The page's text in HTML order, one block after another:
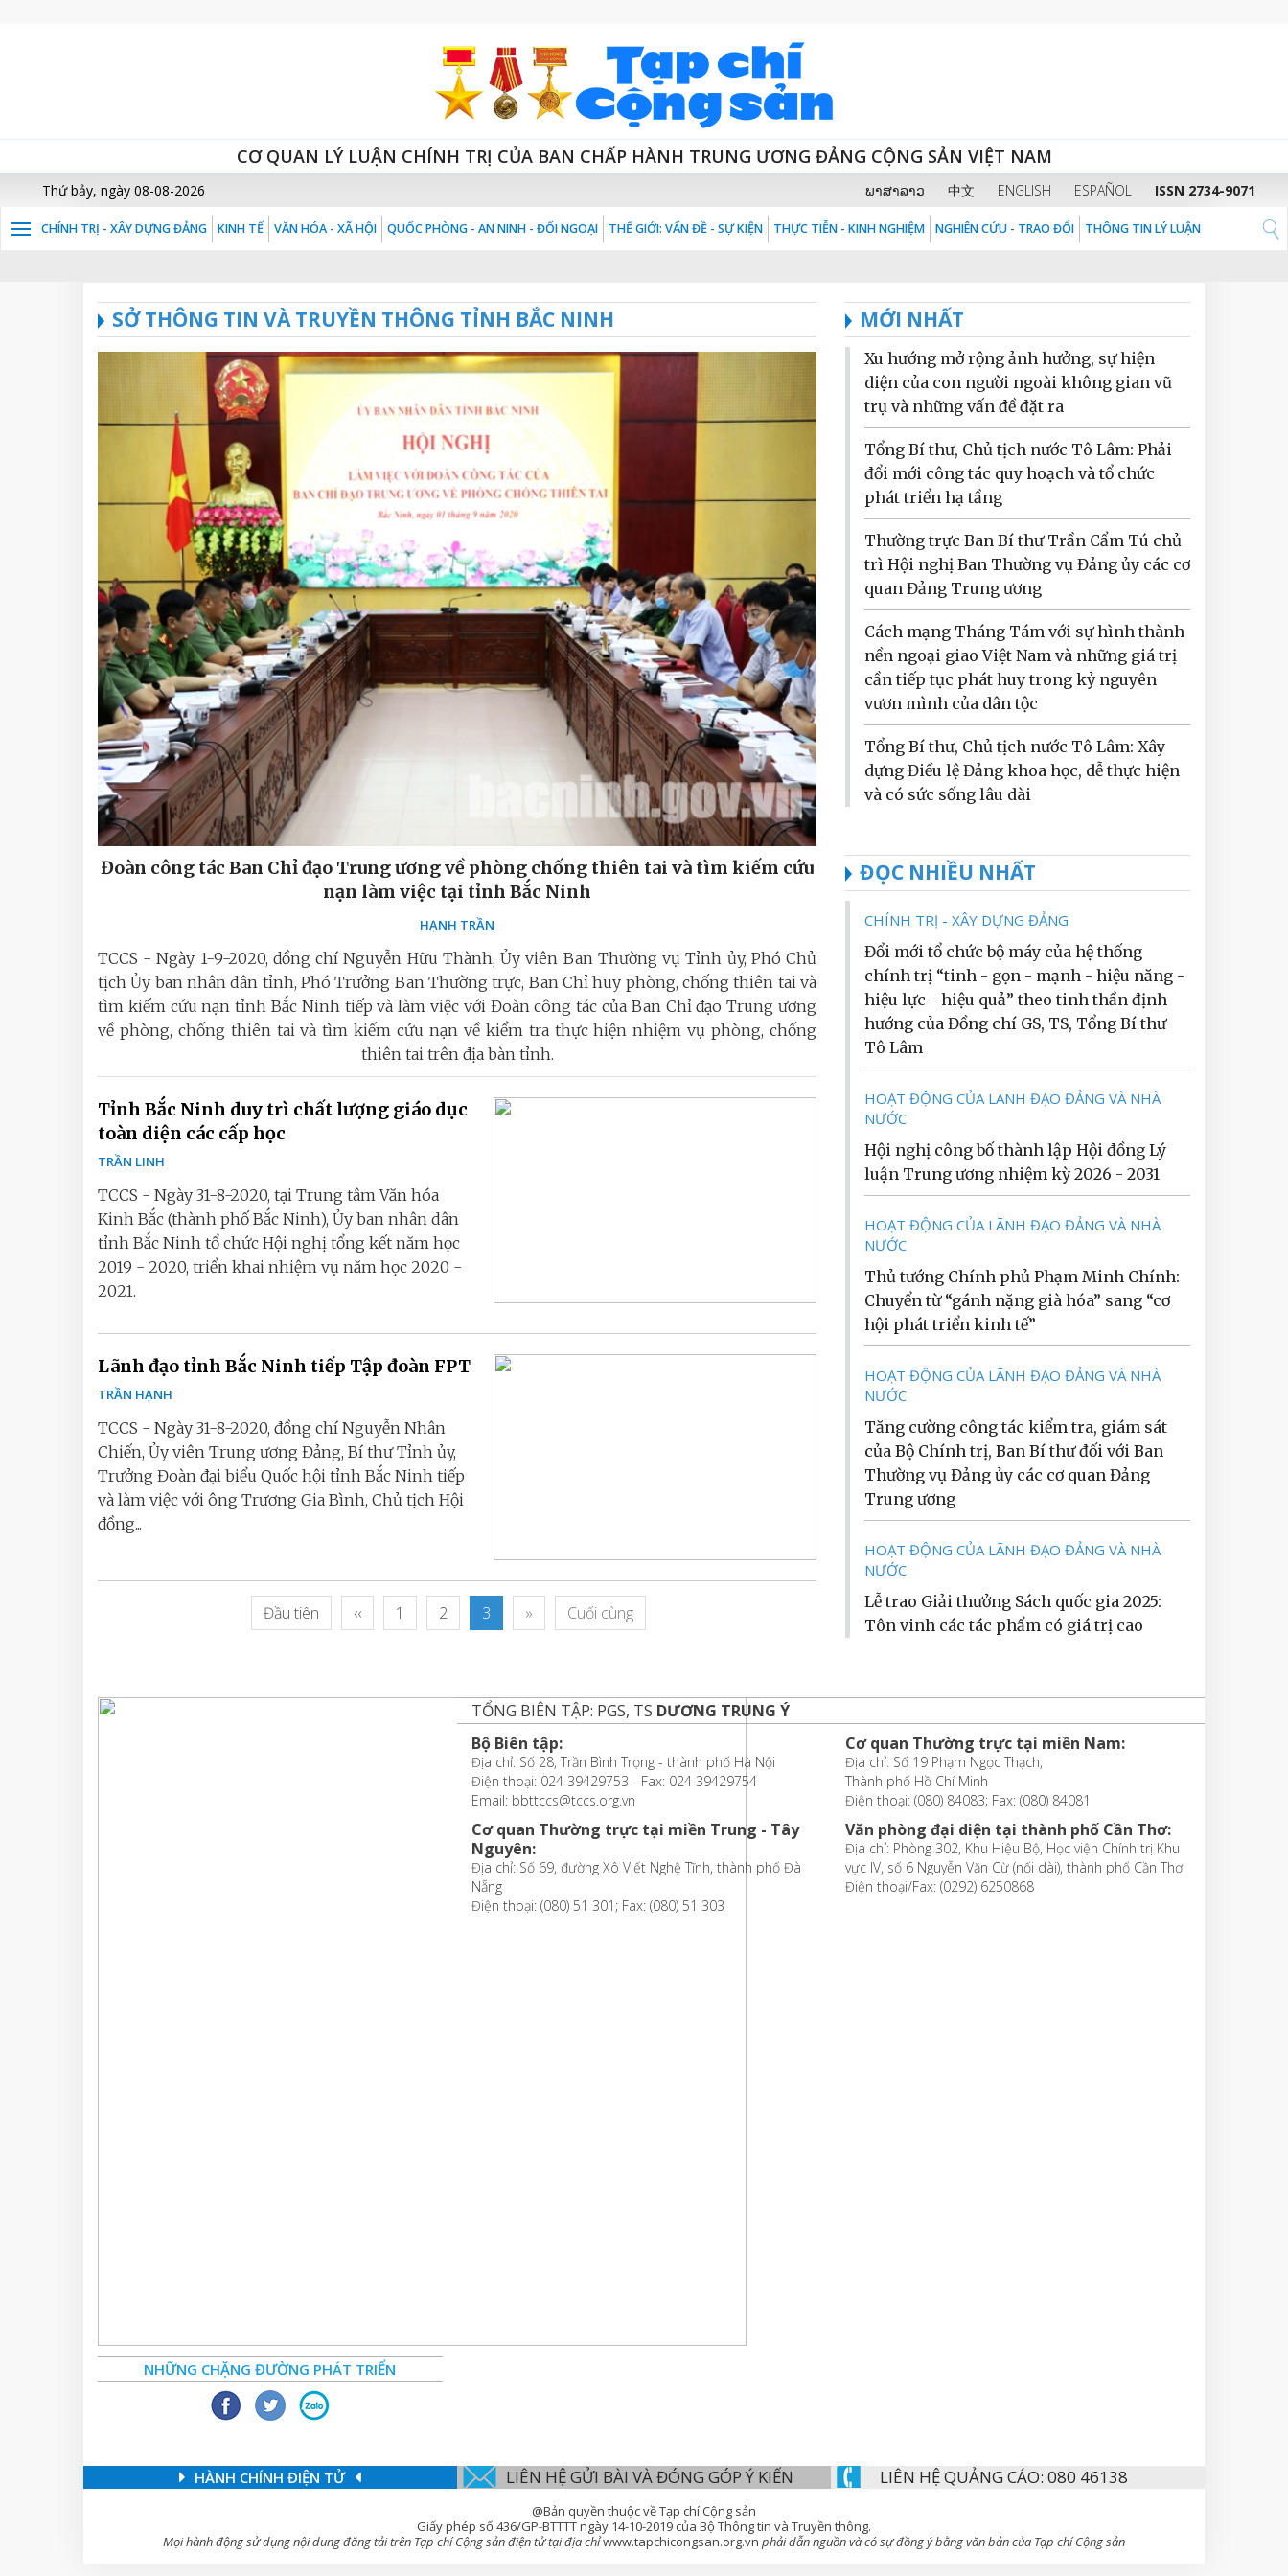
CƠ QUAN LÝ LUẬN CHÍNH TRỊ CỦA BAN CHẤP HÀNH TRUNG ƯƠNG ĐẢNG CỘNG SẢN VIỆT NAM
Thứ bảy, ngày 08-08-2026 ພາສາລາວ 中文 ENGLISH ESPAÑOL ISSN 2734-9071
CHÍNH TRỊ - XÂY DỰNG ĐẢNG KINH TẾ VĂN HÓA - XÃ HỘI QUỐC PHÒNG - AN NINH - ĐỐI NGOẠI THẾ GIỚI: VẤN ĐỀ - SỰ KIỆN THỰC TIỄN - KINH NGHIỆM NGHIÊN CỨU - TRAO ĐỔI THÔNG TIN LÝ LUẬN
SỞ THÔNG TIN VÀ TRUYỀN THÔNG TỈNH BẮC NINH
Đoàn công tác Ban Chỉ đạo Trung ương về phòng chống thiên tai và tìm kiếm cứu
nạn làm việc tại tỉnh Bắc Ninh
HẠNH TRẦN
TCCS - Ngày 1-9-2020, đồng chí Nguyễn Hữu Thành, Ủy viên Ban Thường vụ Tỉnh ủy, Phó Chủ
tịch Ủy ban nhân dân tỉnh, Phó Trưởng Ban Thường trực, Ban Chỉ huy phòng, chống thiên tai và
tìm kiếm cứu nạn tỉnh Bắc Ninh tiếp và làm việc với Đoàn công tác của Ban Chỉ đạo Trung ương
về phòng, chống thiên tai và tìm kiếm cứu nạn về kiểm tra thực hiện nhiệm vụ phòng, chống
thiên tai trên địa bàn tỉnh.
Tỉnh Bắc Ninh duy trì chất lượng giáo dục
toàn diện các cấp học
TRẦN LINH
TCCS - Ngày 31-8-2020, tại Trung tâm Văn hóa
Kinh Bắc (thành phố Bắc Ninh), Ủy ban nhân dân
tỉnh Bắc Ninh tổ chức Hội nghị tổng kết năm học
2019 - 2020, triển khai nhiệm vụ năm học 2020 -
2021.
Lãnh đạo tỉnh Bắc Ninh tiếp Tập đoàn FPT
TRẦN HẠNH
TCCS - Ngày 31-8-2020, đồng chí Nguyễn Nhân
Chiến, Ủy viên Trung ương Đảng, Bí thư Tỉnh ủy,
Trưởng Đoàn đại biểu Quốc hội tỉnh Bắc Ninh tiếp
và làm việc với ông Trương Gia Bình, Chủ tịch Hội
đồng...
Đầu tiên ‹‹ 1 2 3 » Cuối cùng
MỚI NHẤT
Xu hướng mở rộng ảnh hưởng, sự hiện
diện của con người ngoài không gian vũ
trụ và những vấn đề đặt ra
Tổng Bí thư, Chủ tịch nước Tô Lâm: Phải
đổi mới công tác quy hoạch và tổ chức
phát triển hạ tầng
Thường trực Ban Bí thư Trần Cẩm Tú chủ
trì Hội nghị Ban Thường vụ Đảng ủy các cơ
quan Đảng Trung ương
Cách mạng Tháng Tám với sự hình thành
nền ngoại giao Việt Nam và những giá trị
cần tiếp tục phát huy trong kỷ nguyên
vươn mình của dân tộc
Tổng Bí thư, Chủ tịch nước Tô Lâm: Xây
dựng Điều lệ Đảng khoa học, dễ thực hiện
và có sức sống lâu dài
ĐỌC NHIỀU NHẤT
CHÍNH TRỊ - XÂY DỰNG ĐẢNG
Đổi mới tổ chức bộ máy của hệ thống
chính trị “tinh - gọn - mạnh - hiệu năng -
hiệu lực - hiệu quả” theo tinh thần định
hướng của Đồng chí GS, TS, Tổng Bí thư
Tô Lâm
HOẠT ĐỘNG CỦA LÃNH ĐẠO ĐẢNG VÀ NHÀ
NƯỚC
Hội nghị công bố thành lập Hội đồng Lý
luận Trung ương nhiệm kỳ 2026 - 2031
HOẠT ĐỘNG CỦA LÃNH ĐẠO ĐẢNG VÀ NHÀ
NƯỚC
Thủ tướng Chính phủ Phạm Minh Chính:
Chuyển từ “gánh nặng già hóa” sang “cơ
hội phát triển kinh tế”
HOẠT ĐỘNG CỦA LÃNH ĐẠO ĐẢNG VÀ NHÀ
NƯỚC
Tăng cường công tác kiểm tra, giám sát
của Bộ Chính trị, Ban Bí thư đối với Ban
Thường vụ Đảng ủy các cơ quan Đảng
Trung ương
HOẠT ĐỘNG CỦA LÃNH ĐẠO ĐẢNG VÀ NHÀ
NƯỚC
Lễ trao Giải thưởng Sách quốc gia 2025:
Tôn vinh các tác phẩm có giá trị cao
NHỮNG CHẶNG ĐƯỜNG PHÁT TRIỂN
TỔNG BIÊN TẬP: PGS, TS DƯƠNG TRUNG Ý
Bộ Biên tập:
Địa chỉ: Số 28, Trần Bình Trọng - thành phố Hà Nội
Điện thoại: 024 39429753 - Fax: 024 39429754
Email: bbttccs@tccs.org.vn
Cơ quan Thường trực tại miền Trung - Tây
Nguyên:
Địa chỉ: Số 69, đường Xô Viết Nghệ Tĩnh, thành phố Đà
Nẵng
Điện thoại: (080) 51 301; Fax: (080) 51 303
Cơ quan Thường trực tại miền Nam:
Địa chỉ: Số 19 Phạm Ngọc Thạch,
Thành phố Hồ Chí Minh
Điện thoại: (080) 84083; Fax: (080) 84081
Văn phòng đại diện tại thành phố Cần Thơ:
Địa chỉ: Phòng 302, Khu Hiệu Bộ, Học viện Chính trị Khu
vực IV, số 6 Nguyễn Văn Cừ (nối dài), thành phố Cần Thơ
Điện thoại/Fax: (0292) 6250868
HÀNH CHÍNH ĐIỆN TỬ LIÊN HỆ GỬI BÀI VÀ ĐÓNG GÓP Ý KIẾN LIÊN HỆ QUẢNG CÁO: 080 46138
@Bản quyền thuộc về Tạp chí Cộng sản
Giấy phép số 436/GP-BTTTT ngày 14-10-2019 của Bộ Thông tin và Truyền thông.
Mọi hành động sử dụng nội dung đăng tải trên Tạp chí Cộng sản điện tử tại địa chỉwww.tapchicongsan.org.vn phải dẫn nguồn và có sự đồng ý bằng văn bản của Tạp chí Cộng sản